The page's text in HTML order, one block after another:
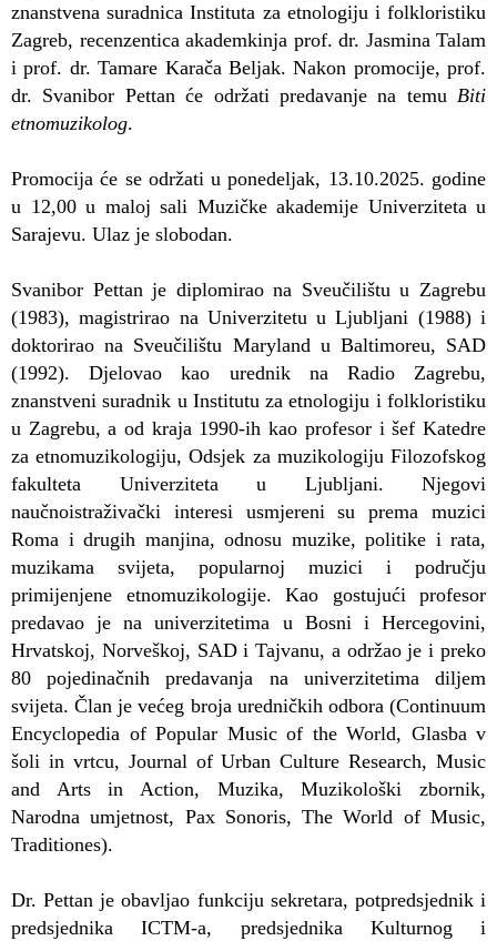
znanstvena suradnica Instituta za etnologiju i folkloristiku
Zagreb, recenzentica akademkinja prof. dr. Jasmina Talam
i prof. dr. Tamare Karača Beljak. Nakon promocije, prof.
dr. Svanibor Pettan će održati predavanje na temu Biti
etnomuzikolog.
Promocija će se održati u ponedeljak, 13.10.2025. godine
u 12,00 u maloj sali Muzičke akademije Univerziteta u
Sarajevu. Ulaz je slobodan.
Svanibor Pettan je diplomirao na Sveučilištu u Zagrebu
(1983), magistrirao na Univerzitetu u Ljubljani (1988) i
doktorirao na Sveučilištu Maryland u Baltimoreu, SAD
(1992). Djelovao kao urednik na Radio Zagrebu,
znanstveni suradnik u Institutu za etnologiju i folkloristiku
u Zagrebu, a od kraja 1990-ih kao profesor i šef Katedre
za etnomuzikologiju, Odsjek za muzikologiju Filozofskog
fakulteta Univerziteta u Ljubljani. Njegovi
naučnoistraživački interesi usmjereni su prema muzici
Roma i drugih manjina, odnosu muzike, politike i rata,
muzikama svijeta, popularnoj muzici i području
primijenjene etnomuzikologije. Kao gostujući profesor
predavao je na univerzitetima u Bosni i Hercegovini,
Hrvatskoj, Norveškoj, SAD i Tajvanu, a održao je i preko
80 pojedinačnih predavanja na univerzitetima diljem
svijeta. Član je većeg broja uredničkih odbora (Continuum
Encyclopedia of Popular Music of the World, Glasba v
šoli in vrtcu, Journal of Urban Culture Research, Music
and Arts in Action, Muzika, Muzikološki zbornik,
Narodna umjetnost, Pax Sonoris, The World of Music,
Traditiones).
Dr. Pettan je obavljao funkciju sekretara, potpredsjednik i
predsjednika ICTM-a, predsjednika Kulturnog i